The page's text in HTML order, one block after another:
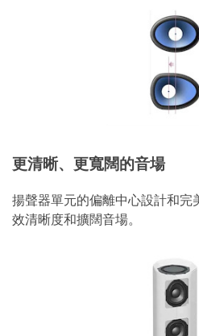
更清晰、更寬闊的音場
揚聲器單元的偏離中心設計和
效清晰度和擴闊音場。